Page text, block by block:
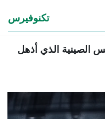
تكنوفيرس
دانس الصينية الذي أذهل